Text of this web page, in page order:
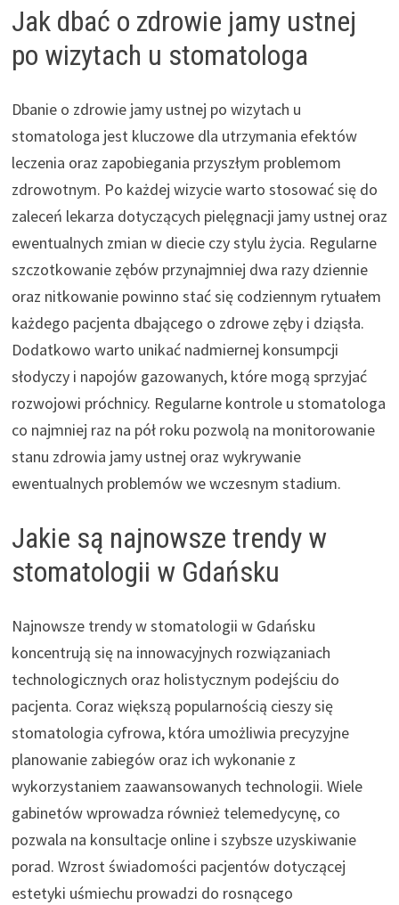
Jak dbać o zdrowie jamy ustnej
po wizytach u stomatologa
Dbanie o zdrowie jamy ustnej po wizytach u
stomatologa jest kluczowe dla utrzymania efektów
leczenia oraz zapobiegania przyszłym problemom
zdrowotnym. Po każdej wizycie warto stosować się do
zaleceń lekarza dotyczących pielęgnacji jamy ustnej oraz
ewentualnych zmian w diecie czy stylu życia. Regularne
szczotkowanie zębów przynajmniej dwa razy dziennie
oraz nitkowanie powinno stać się codziennym rytuałem
każdego pacjenta dbającego o zdrowe zęby i dziąsła.
Dodatkowo warto unikać nadmiernej konsumpcji
słodyczy i napojów gazowanych, które mogą sprzyjać
rozwojowi próchnicy. Regularne kontrole u stomatologa
co najmniej raz na pół roku pozwolą na monitorowanie
stanu zdrowia jamy ustnej oraz wykrywanie
ewentualnych problemów we wczesnym stadium.
Jakie są najnowsze trendy w
stomatologii w Gdańsku
Najnowsze trendy w stomatologii w Gdańsku
koncentrują się na innowacyjnych rozwiązaniach
technologicznych oraz holistycznym podejściu do
pacjenta. Coraz większą popularnością cieszy się
stomatologia cyfrowa, która umożliwia precyzyjne
planowanie zabiegów oraz ich wykonanie z
wykorzystaniem zaawansowanych technologii. Wiele
gabinetów wprowadza również telemedycynę, co
pozwala na konsultacje online i szybsze uzyskiwanie
porad. Wzrost świadomości pacjentów dotyczącej
estetyki uśmiechu prowadzi do rosnącego